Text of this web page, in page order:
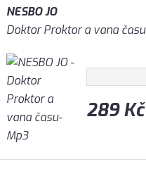
NESBO JO
Doktor Proktor a vana času
289 Kč